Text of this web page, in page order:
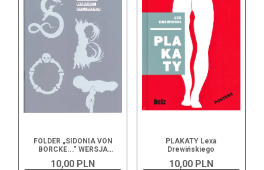
FOLDER „SIDONIA VON
BORCKE..." WERSJA
10,00 PLN
PLAKATY Lexa
Drewińskiego
10,00 PLN